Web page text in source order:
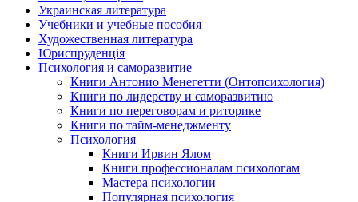
Украинская литература
Учебники и учебные пособия
Художественная литература
Юриспруденція
Психология и саморазвитие
Книги Антонио Менегетти (Онтопсихология)
Книги по лидерству и саморазвитию
Книги по переговорам и риторике
Книги по тайм-менеджменту
Психология
Книги Ирвин Ялом
Книги профессионалам психологам
Мастера психологии
Популярная психология